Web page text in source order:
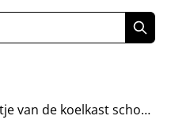
de koelkast schoonmaken?